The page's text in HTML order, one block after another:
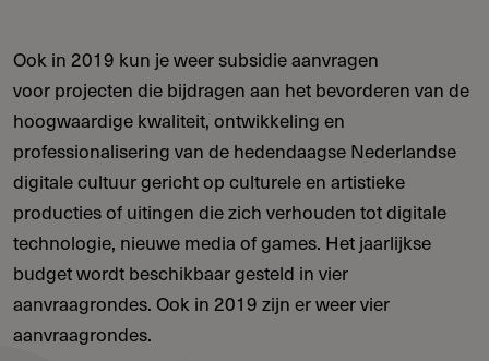
Ook in 2019 kun je weer subsidie aanvragen
voor projecten die bijdragen aan het bevorderen van de
hoogwaardige kwaliteit, ontwikkeling en
professionalisering van de hedendaagse Nederlandse
digitale cultuur gericht op culturele en artistieke
producties of uitingen die zich verhouden tot digitale
technologie, nieuwe media of games. Het jaarlijkse
budget wordt beschikbaar gesteld in vier
aanvraagrondes. Ook in 2019 zijn er weer vier
aanvraagrondes.